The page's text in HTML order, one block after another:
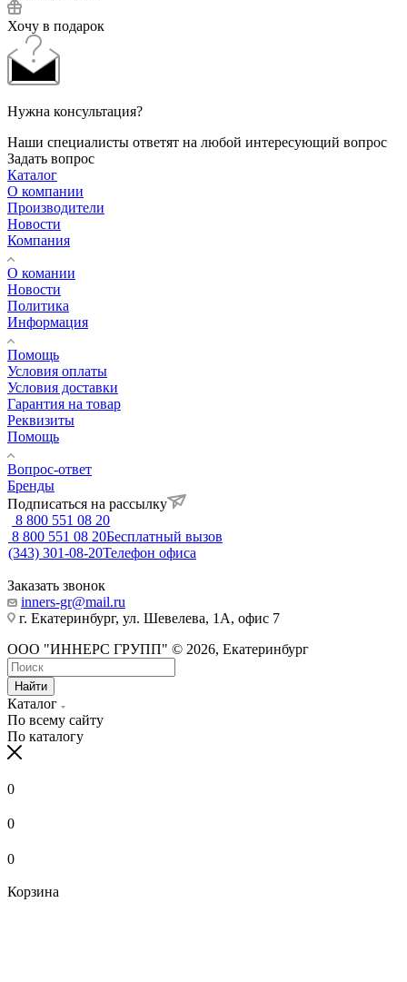
Хочу в подарок
Нужна консультация?
Наши специалисты ответят на любой интересующий вопрос
Задать вопрос
Каталог
О компании
Производители
Новости
Компания
О комании
Новости
Политика
Информация
Помощь
Условия оплаты
Условия доставки
Гарантия на товар
Реквизиты
Помощь
Вопрос-ответ
Бренды
Подписаться на рассылку
8 800 551 08 20
8 800 551 08 20Бесплатный вызов
(343) 301-08-20Телефон офиса
Заказать звонок
inners-gr@mail.ru
г. Екатеринбург, ул. Шевелева, 1А, офис 7
ООО "ИННЕРС ГРУПП" © 2026, Екатеринбург
Найти
Каталог
По всему сайту
По каталогу
0
0
0
Корзина